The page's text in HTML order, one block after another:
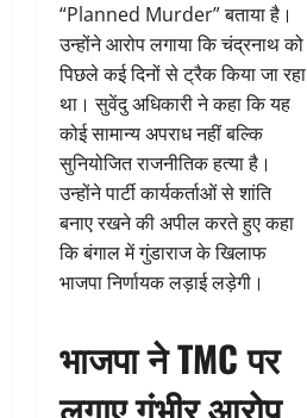
“Planned Murder” बताया है।
उन्होंने आरोप लगाया कि चंद्रनाथ को
पिछले कई दिनों से ट्रैक किया जा रहा
था। सुवेंदु अधिकारी ने कहा कि यह
कोई सामान्य अपराध नहीं बल्कि
सुनियोजित राजनीतिक हत्या है।
उन्होंने पार्टी कार्यकर्ताओं से शांति
बनाए रखने की अपील करते हुए कहा
कि बंगाल में गुंडाराज के खिलाफ
भाजपा निर्णायक लड़ाई लड़ेगी।
भाजपा ने TMC पर